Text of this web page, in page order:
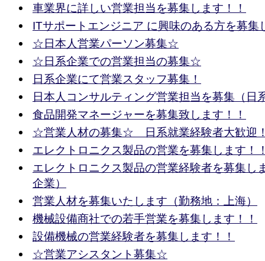
車業界に詳しい営業担当を募集します！！
ITサポートエンジニア に興味のある方を募集
☆日本人営業パーソン募集☆
☆日系企業での営業担当の募集☆
日系企業にて営業スタッフ募集！
日本人コンサルティング営業担当を募集（日
食品開発マネージャーを募集致します！！
☆営業人材の募集☆ 日系就業経験者大歓迎
エレクトロニクス製品の営業を募集します！
エレクトロニクス製品の営業経験者を募集し
企業）
営業人材を募集いたします（勤務地：上海）
機械設備商社での若手営業を募集します！！
設備機械の営業経験者を募集します！！
☆営業アシスタント募集☆